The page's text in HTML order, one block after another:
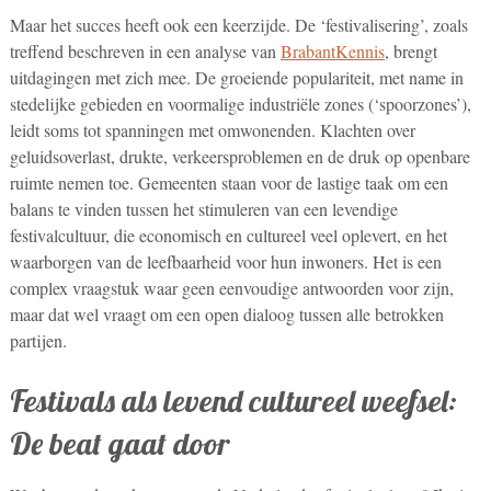
Maar het succes heeft ook een keerzijde. De ‘festivalisering’, zoals
treffend beschreven in een analyse van BrabantKennis, brengt
uitdagingen met zich mee. De groeiende populariteit, met name in
stedelijke gebieden en voormalige industriële zones (‘spoorzones’),
leidt soms tot spanningen met omwonenden. Klachten over
geluidsoverlast, drukte, verkeersproblemen en de druk op openbare
ruimte nemen toe. Gemeenten staan voor de lastige taak om een
balans te vinden tussen het stimuleren van een levendige
festivalcultuur, die economisch en cultureel veel oplevert, en het
waarborgen van de leefbaarheid voor hun inwoners. Het is een
complex vraagstuk waar geen eenvoudige antwoorden voor zijn,
maar dat wel vraagt om een open dialoog tussen alle betrokken
partijen.
Festivals als levend cultureel weefsel:
De beat gaat door